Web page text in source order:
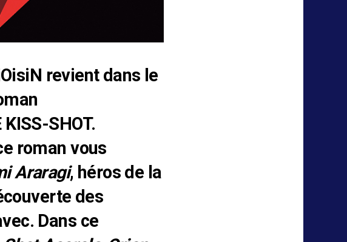
revient dans le
SHOT.
roman vous
Araragi, héros de la
des
Dans ce